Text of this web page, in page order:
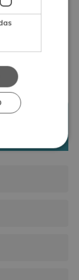
Educación y
de una